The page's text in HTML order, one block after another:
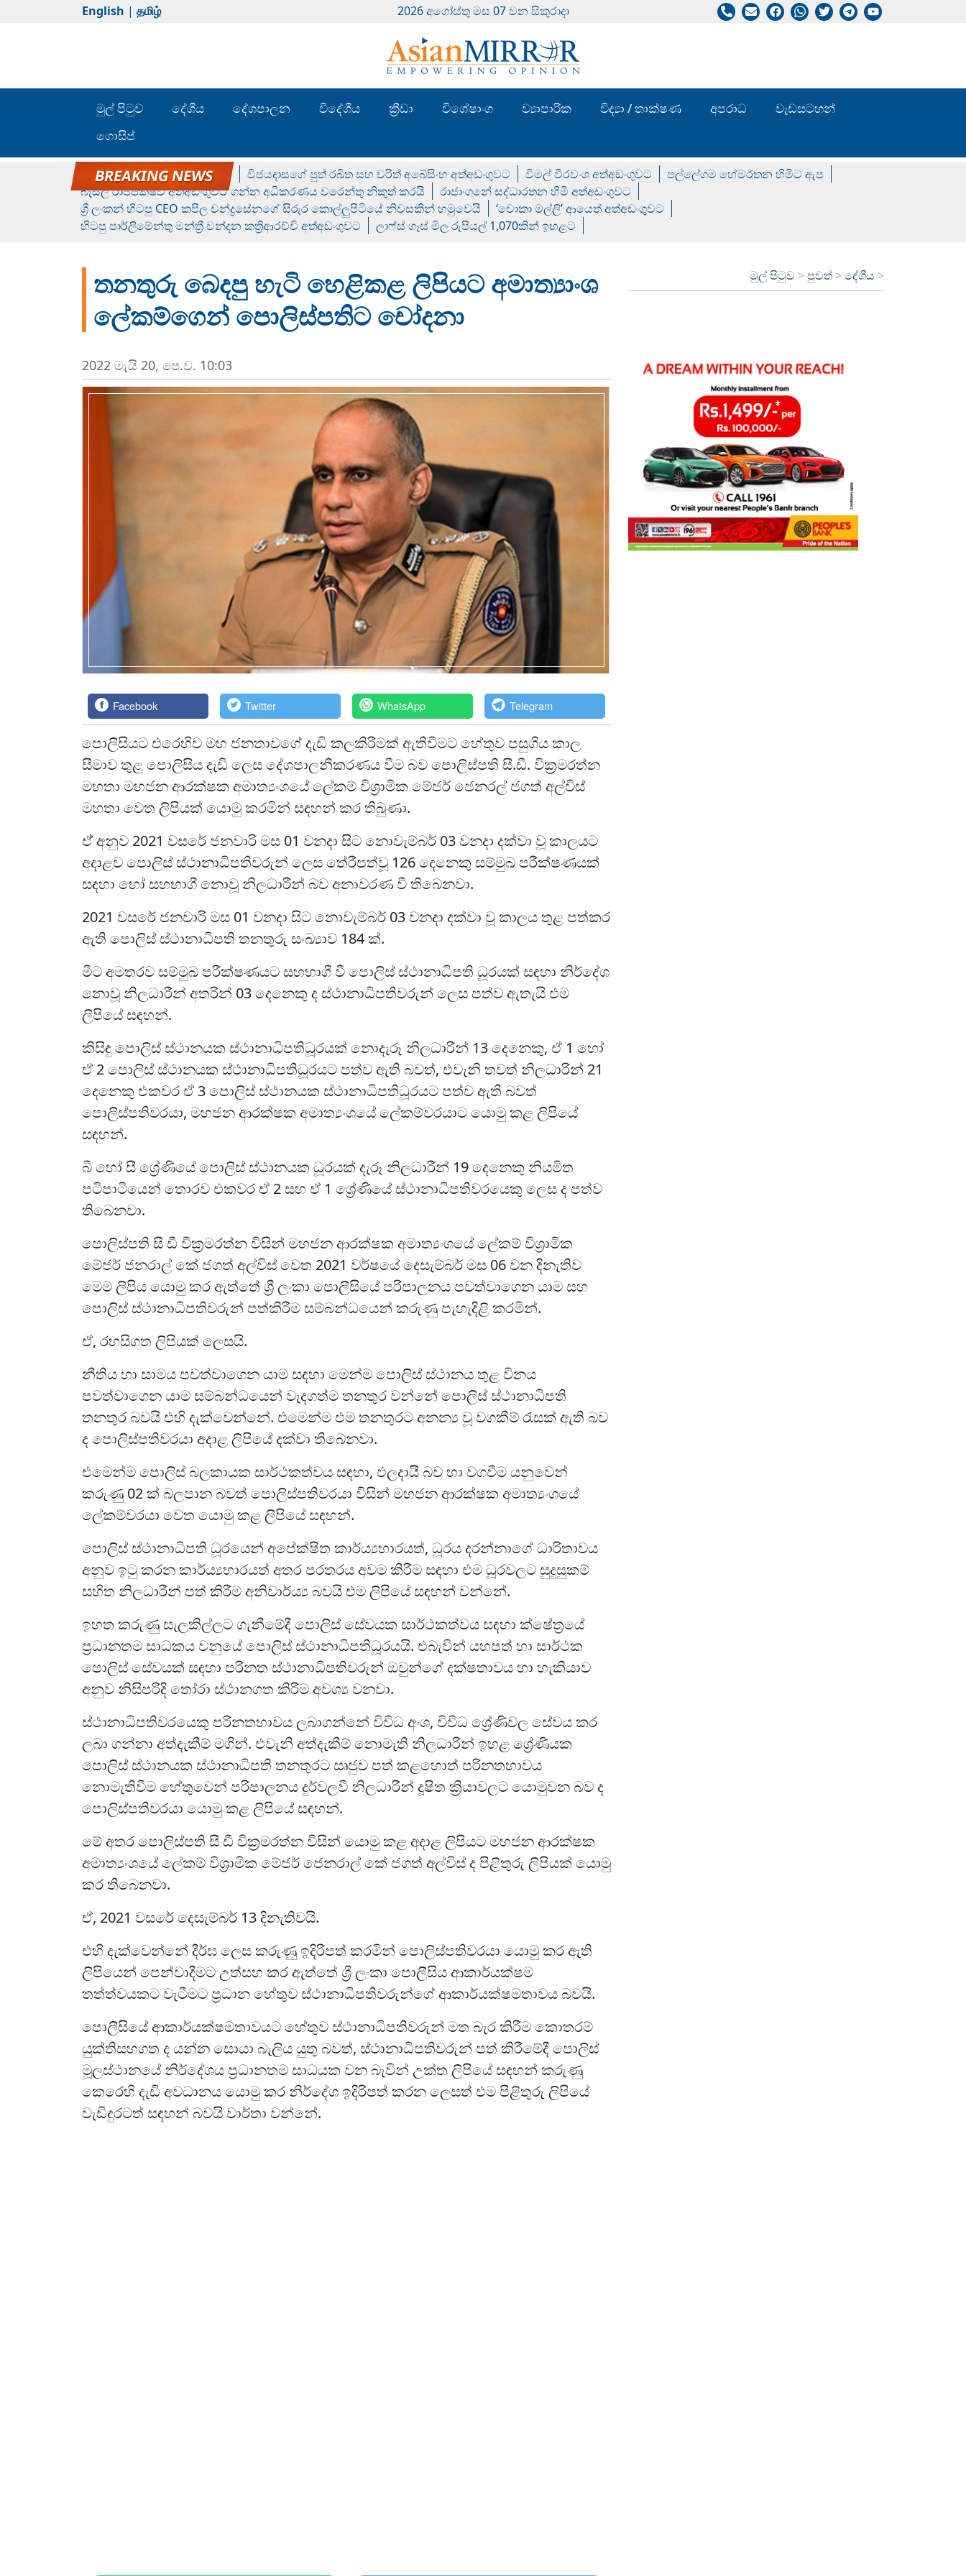
English | தமிழ் 2026 අගෝස්‍තු මස 07 වන සිකුරාදා
මුල් පිටුව දේශීය දේශපාලන විදේශීය ක්‍රීඩා විශේෂාංග ව්‍යාපාරික විද්‍යා / තාක්ෂණ අපරාධ
වැඩසටහන්
ගොසිප්
රන් ගෙනා රුමේෂ්ගේ හෙල්ලය විජයදාසගේ පුත් රඛිත සහ චරිත් අබේසිංහ අත්අඩංගුවට විමල් වීරවංශ අත්අඩංගුවට
පල්ලේගම හේමරතන හිමිට ඇප
බැසිල් රාජපක්ෂව අත්අඩංගුවට ගන්න අධිකරණය වරෙන්තු නිකුත් කරයි
රාජාංගනේ සද්ධාරතන හිමි අත්අඩංගුවට
ශ්‍රී ලංකන් හිටපු CEO කපිල චන්ද්‍රසේනගේ සිරුර කොල්ලුපිටියේ නිවසකින් හමුවෙයි
‘චොකා මල්ලි’ ආයෙත් අත්අඩංගුවට
හිටපු පාර්ලිමේන්තු මන්ත්‍රී චන්දන කත්‍රිආරච්චි අත්අඩංගුවට
ලාෆ්ස් ගෑස් මිල රුපියල් 1,070කින් ඉහළට
තනතුරු බෙදපු හැටි හෙළිකළ ලිපියට අමාත්‍යාංශ
ලේකම්ගෙන් පොලිස්පතිට චෝදනා
මුල් පිටුව >පුවත් >දේශීය >
2022 මැයි 20, පෙ.ව. 10:03
Facebook Twitter WhatsApp Telegram
පොලිසියට එරෙහිව මහ ජනතාවගේ දැඩි කලකිරීමක් ඇතිවීමට හේතුව පසුගිය කාල
සීමාව තුළ පොලිසිය දැඩි ලෙස දේශපාලනීකරණය වීම බව පොලිස්පති සී.ඩී. වික්‍රමරත්න
මහතා මහජන ආරක්ෂක අමාත්‍යංශයේ ලේකම් විශ්‍රාමික මේජර් ජෙනරල් ජගත් අල්විස්
මහතා වෙත ලිපියක් යොමු කරමින් සඳහන් කර තිබුණා.
ඒ් අනුව 2021 වසරේ ජනවාරි මස 01 වනදා සිට නොවැම්බර් 03 වනදා දක්වා වූ කාලයට
අදාළව පොලිස් ස්ථානාධිපතිවරුන් ලෙස තේරීපත්වූ 126 දෙනෙකු සම්මුඛ පරීක්ෂණයක්
සඳහා හෝ සහභාගී නොවූ නිලධාරීන් බව අනාවරණ වී තිබෙනවා.
2021 වසරේ ජනවාරි මස 01 වනදා සිට නොවැම්බර් 03 වනදා දක්වා වූ කාලය තුළ පත්කර
ඇති පොලිස් ස්ථානාධිපති තනතුරු සංඛ්‍යාව 184 ක්.
මීට අමතරව සම්මුඛ පරීක්ෂණයට සහභාගී වී පොලිස් ස්ථානාධිපති ධූරයක් සඳහා නිර්දේශ
නොවූ නිලධාරීන් අතරින් 03 දෙනෙකු ද ස්ථානාධිපතිවරුන් ලෙස පත්ව ඇතැයි එම
ලිපියේ සඳහන්.
කිසිඳු පොලිස් ස්ථානයක ස්ථානාධිපතිධූරයක් නොදැරූ නිලධාරීන් 13 දෙනෙකු, ඒ 1 හෝ
ඒ 2 පොලිස් ස්ථානයක ස්ථානාධිපතිධූරයට පත්ව ඇති බවත්, එවැනි තවත් නිලධාරින් 21
දෙනෙකු එකවර ඒ 3 පොලිස් ස්ථානයක ස්ථානාධිපතිධූරයට පත්ව ඇති බවත්
පොලිස්පතිවරයා, මහජන ආරක්ෂක අමාත්‍යංශයේ ලේකම්වරයාට යොමු කළ ලිපියේ
සඳහන්.
බී හෝ සී ශ්‍රේණියේ පොලිස් ස්ථානයක ධූරයක් දැරූ නිලධාරීන් 19 දෙනෙකු නියමිත
පටිපාටියෙන් තොරව එකවර ඒ 2 සහ ඒ 1 ශ්‍රේණියේ ස්ථානාධිපතිවරයෙකු ලෙස ද පත්ව
තිබෙනවා.
පොලිස්පති සී ඩී වික්‍රමරත්න විසින් මහජන ආරක්ෂක අමාත්‍යංශයේ ලේකම් විශ්‍රාමික
මේජර් ජනරාල් කේ ජගත් අල්විස් වෙත 2021 වර්ෂයේ දෙසැම්බර් මස 06 වන දිනැතිව
මෙම ලිපිය යොමු කර ඇත්තේ ශ්‍රී ලංකා පොලීසියේ පරිපාලනය පවත්වාගෙන යාම සහ
පොලිස් ස්ථානාධිපතිවරුන් පත්කිරීම සම්බන්ධයෙන් කරුණු පැහැදිළි කරමින්.
ඒ, රහසිගත ලිපියක් ලෙසයි.
නීතිය හා සාමය පවත්වාගෙන යාම සඳහා මෙන්ම පොලිස් ස්ථානය තුළ විනය
පවත්වාගෙන යාම සම්බන්ධයෙන් වැදගත්ම තනතුර වන්නේ පොලිස් ස්ථානාධිපති
තනතුර බවයි එහි දැක්වෙන්නේ. එමෙන්ම එම තනතුරට අනන්‍ය වූ වගකීම් රැසක් ඇති බව
ද පොලිස්පතිවරයා අදාළ ලිපියේ දක්වා තිබෙනවා.
එමෙන්ම පොලිස් බලකායක සාර්ථකත්වය සඳහා, ඵලදායී බව හා වගවීම යනුවෙන්
කරුණු 02 ක් බලපාන බවත් පොලිස්පතිවරයා විසින් මහජන ආරක්ෂක අමාත්‍යංශයේ
ලේකම්වරයා වෙත යොමු කළ ලිපියේ සඳහන්.
පොලිස් ස්ථානාධිපති ධූරයෙන් අපේක්ෂිත කාර්ය්‍යභාරයත්, ධූරය දරන්නාගේ ධාරිතාවය
අනුව ඉටු කරන කාර්ය්‍යභාරයත් අතර පරතරය අවම කිරීම සඳහා එම ධූරවලට සුදුසුකම්
සහිත නිලධාරීන් පත් කිරීම අනිවාර්ය්‍ය බවයි එම ලිපියේ සඳහන් වන්නේ.
ඉහත කරුණු සැලකිල්ලට ගැනීමේදී පොලිස් සේවයක සාර්ථකත්වය සඳහා ක්ෂේත්‍රයේ
ප්‍රධානතම සාධකය වනුයේ පොලිස් ස්ථානාධිපතිධූරයයි. එබැවින් යහපත් හා සාර්ථක
පොලිස් සේවයක් සඳහා පරිනත ස්ථානාධිපතිවරුන් ඔවුන්ගේ දක්ෂතාවය හා හැකියාව
අනුව නිසිපරිදි තෝරා ස්ථානගත කිරීම අවශ්‍ය වනවා.
ස්ථානාධිපතිවරයෙකු පරිනතභාවය ලබාගන්නේ විවිධ අංශ, විවිධ ශ්‍රේණිවල සේවය කර
ලබා ගන්නා අත්දැකීම් මගින්. එවැනි අත්දැකීම් නොමැති නිලධාරින් ඉහළ ශ්‍රේණියක
පොලිස් ස්ථානයක ස්ථානාධිපති තනතුරට ඍජුව පත් කළහොත් පරිනතභාවය
නොමැතිවීම හේතුවෙන් පරිපාලනය දුර්වලවී නිලධාරීන් දූෂිත ක්‍රියාවලට යොමුවන බව ද
පොලිස්පතිවරයා යොමු කළ ලිපියේ සඳහන්.
මේ අතර පොලිස්පති සී ඩී වික්‍රමරත්න විසින් යොමු කළ අදාළ ලිපියට මහජන ආරක්ෂක
අමාත්‍යංශයේ ලේකම් විශ්‍රාමික මේජර් ජෙනරාල් කේ ජගත් අල්විස් ද පිළිතුරු ලිපියක් යොමු
කර තිබෙනවා.
ඒ, 2021 වසරේ දෙසැම්බර් 13 දිනැතිවයි.
එහි දැක්වෙන්නේ දීර්ඝ ලෙස කරුණු ඉදිරිපත් කරමින් පොලිස්පතිවරයා යොමු කර ඇති
ලිපියෙන් පෙන්වාදීමට උත්සහ කර ඇත්තේ ශ්‍රී ලංකා පොලීසිය ආකාර්යක්ෂම
තත්ත්වයකට වැටීමට ප්‍රධාන හේතුව ස්ථානාධිපතිවරුන්ගේ ආකාර්යක්ෂමතාවය බවයි.
පොලීසියේ ආකාර්යක්ෂමතාවයට හේතුව ස්ථානාධිපතිවරුන් මත බැර කිරීම කොතරම්
යුක්තිසහගත ද යන්න සොයා බැලිය යුතු බවත්, ස්ථානාධිපතිවරුන් පත් කිරීමේදී පොලිස්
මූලස්ථානයේ නිර්දේශය ප්‍රධානතම සාධයක වන බැවින් උක්ත ලිපියේ සඳහන් කරුණු
කෙරෙහි දැඩි අවධානය යොමු කර නිර්දේශ ඉදිරිපත් කරන ලෙසත් එම පිළිතුරු ලිපියේ
වැඩිදුරටත් සඳහන් බවයි වාර්තා වන්නේ.